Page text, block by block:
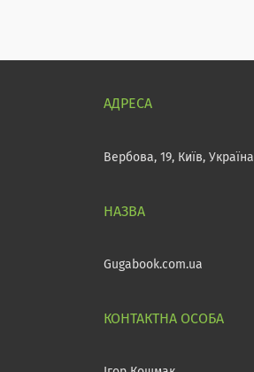
Вербова, 19, Київ, Україна
Gugabook.com.ua